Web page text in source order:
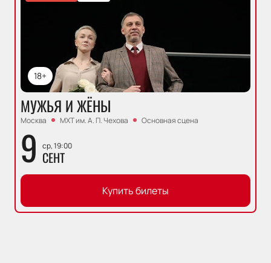
18+
МУЖЬЯ И ЖЁНЫ
Москва МХТ им. А. П. Чехова Основная сцена
9 ср, 19:00
СЕНТ
Купить билеты